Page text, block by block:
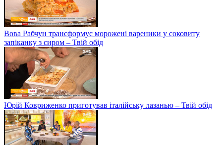
Вова Рабчун трансформує морожені вареники у соковиту
запіканку з сиром – Твій обід
Юрій Ковриженко приготував італійську лазанью – Твій обід